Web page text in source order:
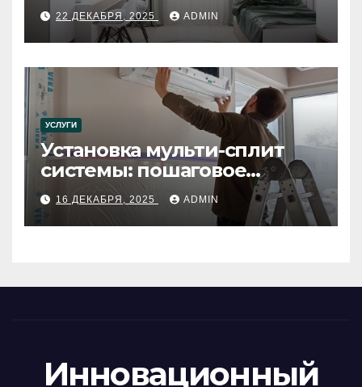
22 ДЕКАБРЯ, 2025 ADMIN
УСЛУГИ
Установка мульти-сплит
системы: пошаговое
руководство
16 ДЕКАБРЯ, 2025 ADMIN
Инновационный